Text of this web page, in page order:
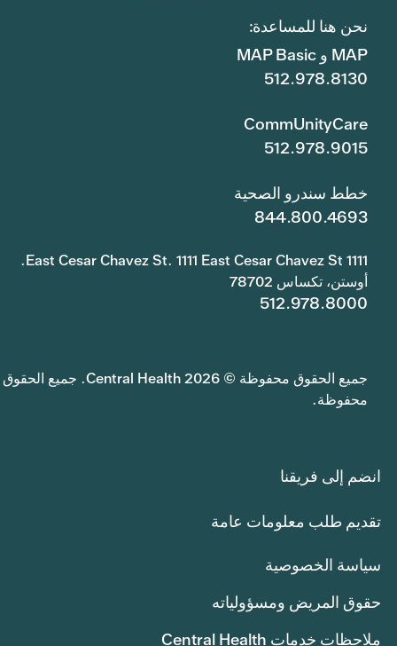
نحن هنا للمساعدة:
MAP و MAP Basic
512.978.8130
CommUnityCare
512.978.9015
خطط سندرو الصحية
844.800.4693
1111 East Cesar Chavez St. 1111 East Cesar Chavez St.
أوستن، تكساس 78702
512.978.8000
جميع الحقوق محفوظة © 2026 Central Health. جميع الحقوق
محفوظة.
انضم إلى فريقنا
تقديم طلب معلومات عامة
سياسة الخصوصية
حقوق المريض ومسؤولياته
ملاحظات خدمات Central Health